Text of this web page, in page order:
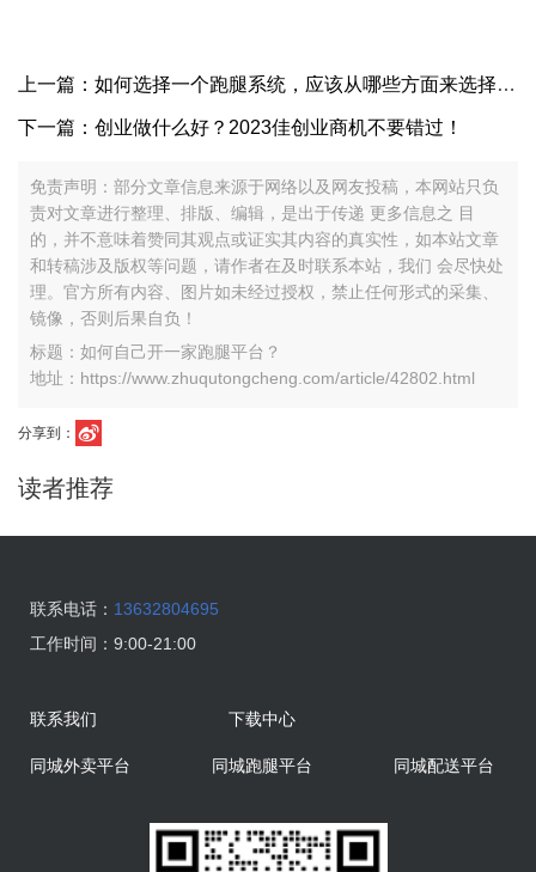
上一篇：如何选择一个跑腿系统，应该从哪些方面来选择？？？？
下一篇：创业做什么好？2023佳创业商机不要错过！
免责声明：部分文章信息来源于网络以及网友投稿，本网站只负
责对文章进行整理、排版、编辑，是出于传递 更多信息之 目
的，并不意味着赞同其观点或证实其内容的真实性，如本站文章
和转稿涉及版权等问题，请作者在及时联系本站，我们 会尽快处
理。官方所有内容、图片如未经过授权，禁止任何形式的采集、
镜像，否则后果自负！
标题：如何自己开一家跑腿平台？
地址：https://www.zhuqutongcheng.com/article/42802.html
分享到：
读者推荐
联系电话： 13632804695
工作时间： 9:00-21:00
联系我们 下载中心
同城外卖平台 同城跑腿平台 同城配送平台